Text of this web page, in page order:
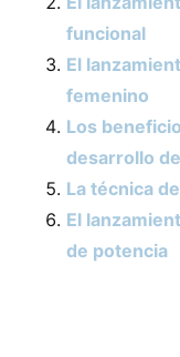
funcional
El
femenino
Los
desarrollo
La técnica
El
de potencia